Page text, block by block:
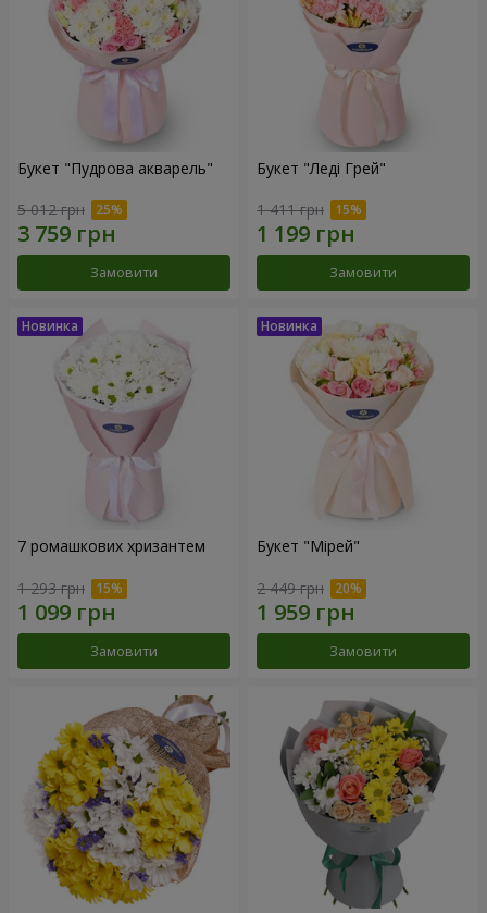
Букет "Пудрова акварель"
5 012 грн
Замовити
Букет "Леді Грей"
1 411 грн
Замовити
7 ромашкових хризантем
1 293 грн
Замовити
Букет "Мірей"
2 449 грн
Замовити